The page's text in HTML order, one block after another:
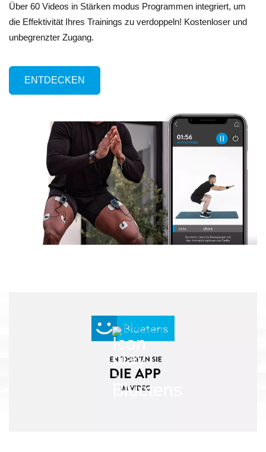
Über 60 Videos in Stärken modus Programmen integriert, um
die Effektivität Ihres Trainings zu verdoppeln! Kostenloser und
unbegrenzter Zugang.
ENTDECKEN